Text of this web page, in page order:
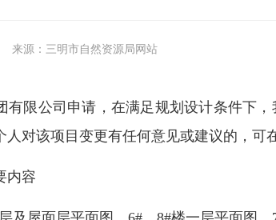
来源：三明市自然资源局网站
公司申请，在满足规划设计条件下，
人对该项目变更有任何意见或建议的，
容